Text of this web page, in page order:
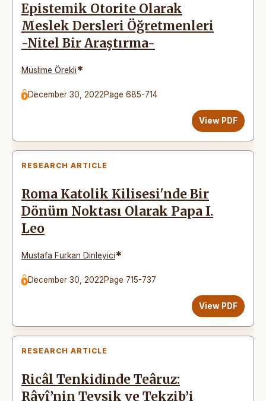
Epistemik Otorite Olarak
Meslek Dersleri Öğretmenleri
-Nitel Bir Araştırma-
Müslime Örekli*
December 30, 2022Page 685-714
View PDF
RESEARCH ARTICLE
Roma Katolik Kilisesi'nde Bir
Dönüm Noktası Olarak Papa I.
Leo
Mustafa Furkan Dinleyici*
December 30, 2022Page 715-737
View PDF
RESEARCH ARTICLE
Ricâl Tenkidinde Teâruz:
Râvî’nin Tevsik ve Tekzib’i